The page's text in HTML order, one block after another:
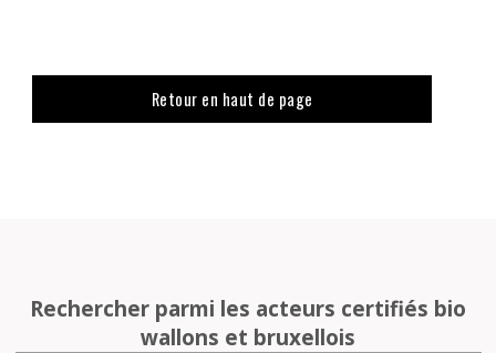
Retour en haut de page
Rechercher parmi les acteurs certifiés bio
wallons et bruxellois